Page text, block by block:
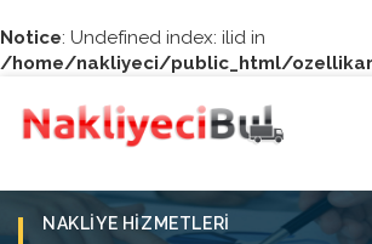
Notice: Undefined index: ilid in
/home/nakliyeci/public_html/
NAKLIYE HIZMETLERI